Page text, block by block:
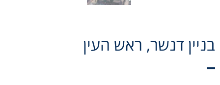
בניין דנשר, ראש העין